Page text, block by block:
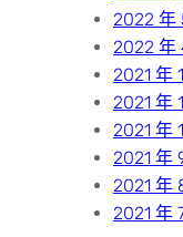
2022 年
2022 年
2021 年
2021 年
2021 年
2021 年
2021 年
2021 年